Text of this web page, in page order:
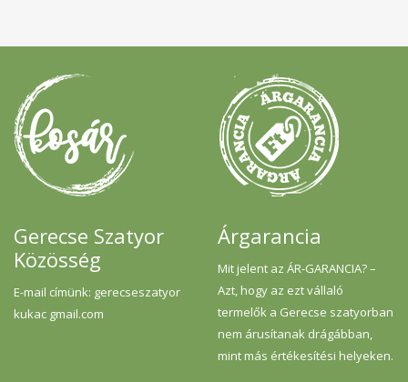
Gerecse Szatyor
Közösség
E-mail címünk: gerecseszatyor
kukac gmail.com
Árgarancia
Mit jelent az ÁR-GARANCIA? –
Azt, hogy az ezt vállaló
termelők a Gerecse szatyorban
nem árusítanak drágábban,
mint más értékesítési helyeken.